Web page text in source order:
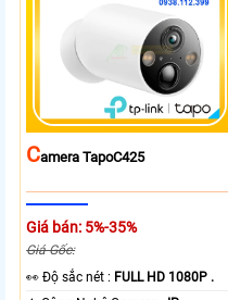
CAmera TapoC425
Giá bán: 5%-35%
Giá Gốc:
️👀 Độ sắc nét : FULL HD 1080P .